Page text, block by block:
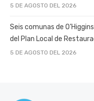
5 DE AGOSTO DEL 2026
Seis comunas de
del Plan Local de
5 DE AGOSTO DEL 2026